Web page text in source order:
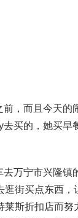
，而且今天的
买的，她买早
万宁市兴隆镇
街买点东西
斯折扣店而